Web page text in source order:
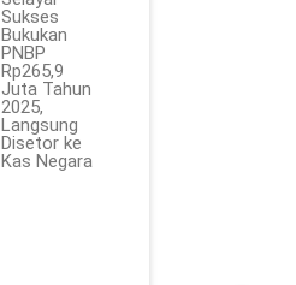
Sukses
Bukukan
PNBP
Rp265,9
Juta Tahun
2025,
Langsung
Disetor ke
Kas Negara